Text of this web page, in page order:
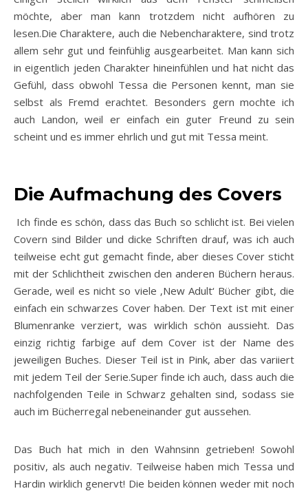
möchte, aber man kann trotzdem nicht aufhören zu
lesen.Die Charaktere, auch die Nebencharaktere, sind trotz
allem sehr gut und feinfühlig ausgearbeitet. Man kann sich
in eigentlich jeden Charakter hineinfühlen und hat nicht das
Gefühl, dass obwohl Tessa die Personen kennt, man sie
selbst als Fremd erachtet. Besonders gern mochte ich
auch Landon, weil er einfach ein guter Freund zu sein
scheint und es immer ehrlich und gut mit Tessa meint.
Die Aufmachung des Covers
Ich finde es schön, dass das Buch so schlicht ist. Bei vielen
Covern sind Bilder und dicke Schriften drauf, was ich auch
teilweise echt gut gemacht finde, aber dieses Cover sticht
mit der Schlichtheit zwischen den anderen Büchern heraus.
Gerade, weil es nicht so viele ‚New Adult‘ Bücher gibt, die
einfach ein schwarzes Cover haben. Der Text ist mit einer
Blumenranke verziert, was wirklich schön aussieht. Das
einzig richtig farbige auf dem Cover ist der Name des
jeweiligen Buches. Dieser Teil ist in Pink, aber das variiert
mit jedem Teil der Serie.Super finde ich auch, dass auch die
nachfolgenden Teile in Schwarz gehalten sind, sodass sie
auch im Bücherregal nebeneinander gut aussehen.
Das Buch hat mich in den Wahnsinn getrieben! Sowohl
positiv, als auch negativ. Teilweise haben mich Tessa und
Hardin wirklich genervt! Die beiden können weder mit noch